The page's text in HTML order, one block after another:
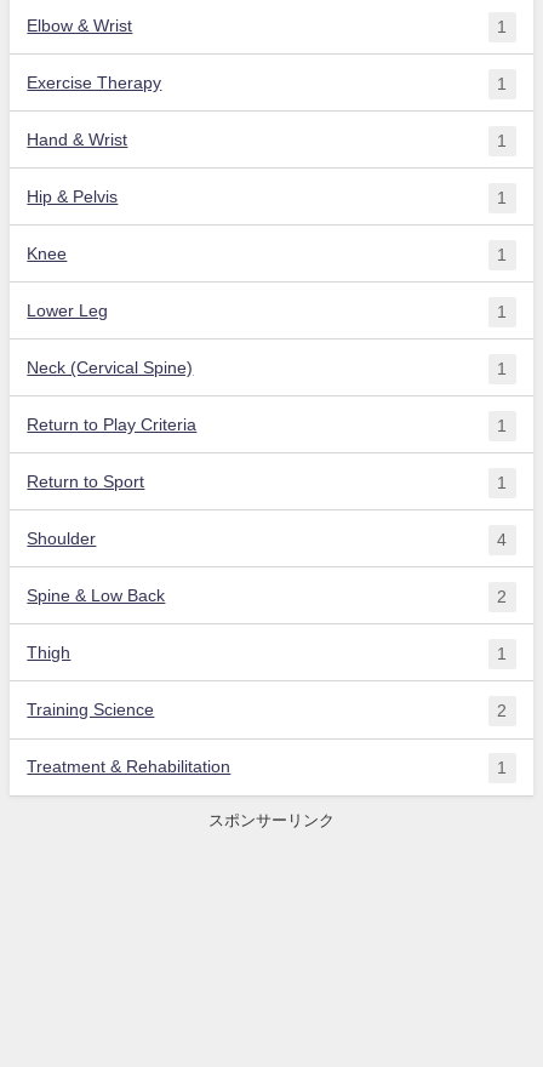
Elbow & Wrist 1
Exercise Therapy 1
Hand & Wrist 1
Hip & Pelvis 1
Knee 1
Lower Leg 1
Neck (Cervical Spine) 1
Return to Play Criteria 1
Return to Sport 1
Shoulder 4
Spine & Low Back 2
Thigh 1
Training Science 2
Treatment & Rehabilitation 1
スポンサーリンク